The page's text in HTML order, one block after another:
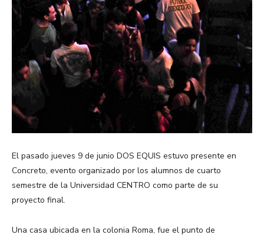
El pasado jueves 9 de junio DOS EQUIS estuvo presente en
Concreto, evento organizado por los alumnos de cuarto
semestre de la Universidad CENTRO como parte de su
proyecto final.
Una casa ubicada en la colonia Roma, fue el punto de